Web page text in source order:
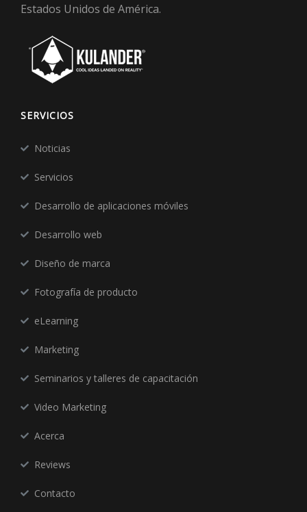
Estados Unidos de América.
SERVICIOS
Noticias
Servicios
Desarrollo de aplicaciones móviles
Desarrollo web
Diseño de marca
Fotografía de producto
eLearning
Marketing
Seminarios y talleres de capacitación
Video Marketing
Acerca
Reviews
Contacto